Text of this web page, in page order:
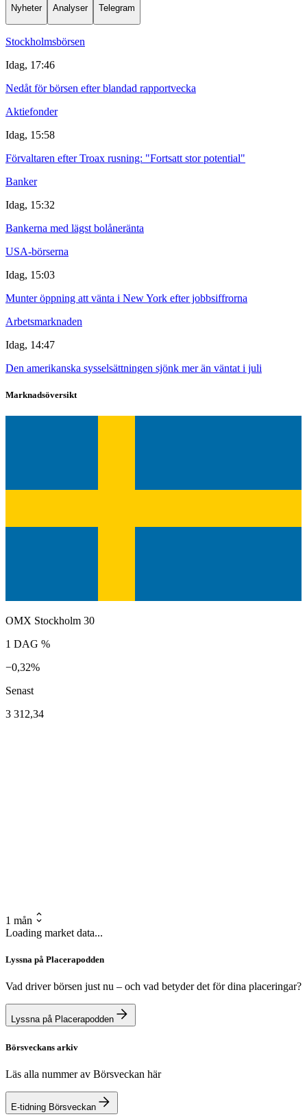
Nyheter Analyser Telegram
Stockholmsbörsen
Idag, 17:46
Nedåt för börsen efter blandad rapportvecka
Aktiefonder
Idag, 15:58
Förvaltaren efter Troax rusning: "Fortsatt stor potential"
Banker
Idag, 15:32
Bankerna med lägst bolåneränta
USA-börserna
Idag, 15:03
Munter öppning att vänta i New York efter jobbsiffrorna
Arbetsmarknaden
Idag, 14:47
Den amerikanska sysselsättningen sjönk mer än väntat i juli
Marknadsöversikt
OMX Stockholm 30
1 DAG %
−0,32%
Senast
3 312,34
1 mån
Loading market data...
Lyssna på Placerapodden
Vad driver börsen just nu – och vad betyder det för dina placeringar?
Lyssna på Placerapodden
Börsveckans arkiv
Läs alla nummer av Börsveckan här
E-tidning Börsveckan